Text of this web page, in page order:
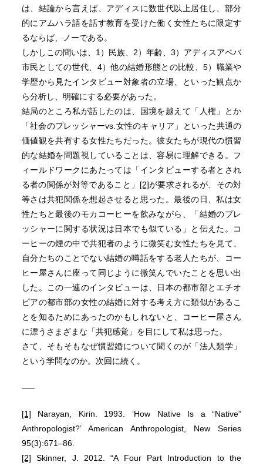
は、結論から言えば、アディスに数世代以上居住し、部分
的にアムハラ語を話す教育を受けた働く女性たちに限定す
るならば、ノーである。
しかしこの問いは、1）民族、2）年齢、3）アディスアベバ
市民としての世代、4）他の結婚形態との比較、5）職業や
学歴から見たインタビュー対象者の立場、といった観点か
ら分析し、明確にする必要があった。
結局のところ私が話したのは、国境を越えて「人権」とか
「社会のプレッシャーvs.女性のキャリア」といった共通の
価値観を共有する女性たちだった。彼女たちが現代の慣習
的な結婚を問題視していることは、容易に理解できる。フ
ィールドワークにあたっては「インタビューする者とされ
る者の関係が対等であること」 [2]が要求されるが、その対
等さは共犯関係を想起させると思った。最後の日、私は女
性たちと最後のモカコーヒーを飲みながら、「結婚のプレ
ッシャーに関する状況は日本でも似ている」と伝えた。コ
ーヒーの煙の中で共犯者のように微笑む女性たちを見て、
自分たちのことでない結婚の噂話をする老人たちが、コー
ヒー屋さんに座って同じように微笑んでいたことを思い出
した。この一連のインタビューは、日本の都市部とエチオ
ピアの都市部の女性の結婚に対する考え方に類似があるこ
とを知るためにあったのかもしれないと、コーヒー屋さん
に漂うさまざまな「共犯感覚」を目にして私は思った。
さて、そもそもなぜ慣習婚について聞くのが「法人類学」
という学問なのか。次回に続く。
—–
[1] Narayan, Kirin. 1993. ‘How Native Is a “Native”
Anthropologist?’ American Anthropologist, New Series
95(3):671–86.
[2] Skinner, J. 2012. “A Four Part Introduction to the